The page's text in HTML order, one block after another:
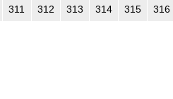
311 312 313 314 315 316